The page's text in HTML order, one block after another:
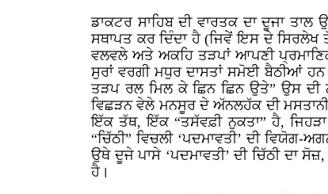
ਡਾਕਟਰ ਸਾਹਿਬ ਦੀ ਵਾਰਤਕ ਦਾ ਦੂਜਾ
ਸਥਾਪਤ ਕਰ ਦਿੰਦਾ ਹੈ (ਜਿਵੇਂ ਇਸ ਦੇ
ਵਲਵਲੇ ਅਤੇ ਅਕਹਿ ਤੜਪਾਂ ਆਪਣੀ
ਸੁਰਾਂ ਵਰਗੀ ਮਧੁਰ ਦਾਸਤਾਂ ਸਮੋਈ ਬੈਠੀਆਂ
ਤੜਪ ਰਲ ਮਿਲ ਕੇ ਛਿਨ ਛਿਨ ਉਤੇ” ਉਸ
ਵਿਛੜਨ ਵੇਲੇ ਮਨਸੂਰ ਦੇ ਅੱਨਲਹੱਕ ਦੀ
ਇੱਕ ਤੱਥ, ਇੱਕ “ਤਸੱਵਫ਼ੀ ਨੁਕਤਾ” ਹੈ,
“ਚਿੱਠੀ” ਵਿਚਲੀ ‘ਪਦਮਾਵਤੀ’ ਦੀ
ਉਥੇ ਦੂਜੇ ਪਾਸੇ ‘ਪਦਮਾਵਤੀ’ ਦੀ ਚਿੱਠੀ ਦਾ
ਹੈ।